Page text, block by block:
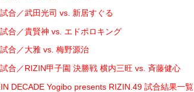
合／武田光司 vs. 新居すぐる
合／貴賢神 vs. エドポロキング
合／大雅 vs. 梅野源治
合／RIZIN甲子園 決勝戦 横内三旺 vs. ⻫藤健心
DECADE Yogibo presents RIZIN.49 試合結果一覧